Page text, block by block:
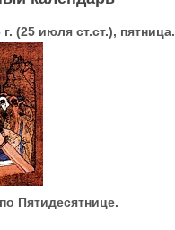
г. (25 июля ст.ст.), пятница.
Пятидесятнице.